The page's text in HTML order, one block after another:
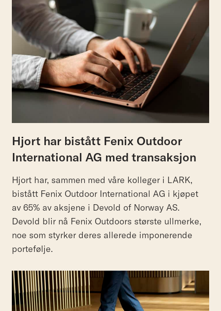
Hjort har bistått Fenix Outdoor
International AG med transaksjon
Hjort har, sammen med våre kolleger i LARK,
bistått Fenix Outdoor International AG i kjøpet
av 65% av aksjene i Devold of Norway AS.
Devold blir nå Fenix Outdoors største ullmerke,
noe som styrker deres allerede imponerende
portefølje.